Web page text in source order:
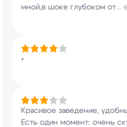
мной,в шоке глубоком от...
+
Красивое заведение,
Есть один момент: очень